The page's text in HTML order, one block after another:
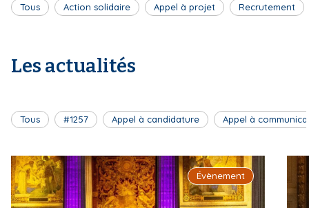
Tous Action solidaire Appel à projet Recrutement
Les actualités
Tous #1257 Appel à candidature Appel à
Évènement